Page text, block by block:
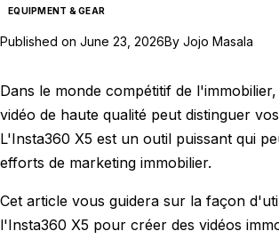
EQUIPMENT & GEAR
Published on June 23, 2026By Jojo Masala
Dans le monde compétitif de
vidéo de haute qualité peut distinguer
L'Insta360 X5 est un outil puissant qui
efforts de marketing immobilier.
Cet article vous guidera sur la façon
l'Insta360 X5 pour créer des vidéos